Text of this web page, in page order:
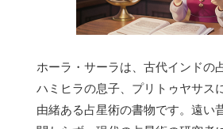
ホーラ・サーラは、古代インドの
ハミヒラの息子、プリトゥヤサス
由緒ある占星術の書物です。遠い